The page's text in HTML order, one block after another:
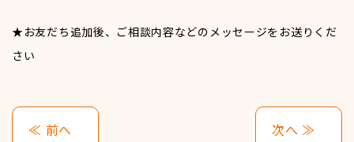
★お友だち追加後、ご相談内容などのメッセージをお送りくだ
さい
≪ 前へ 次へ ≫